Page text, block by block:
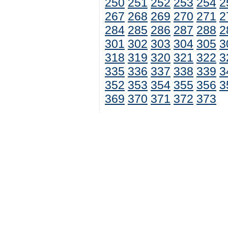
267 268 269 270 271
284 285 286 287 288
301 302 303 304 305
318 319 320 321 322
335 336 337 338 339
352 353 354 355 356
369 370 371 372 373